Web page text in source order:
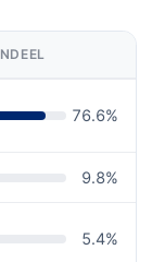
76.6%
9.8%
5.4%